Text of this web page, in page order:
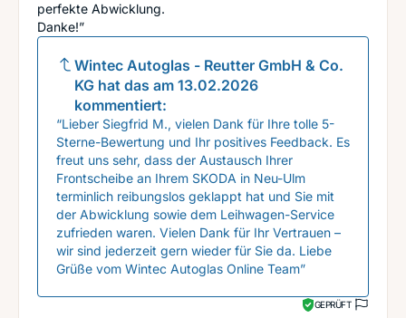
perfekte Abwicklung.
Danke!”
Wintec Autoglas - Reutter GmbH & Co.
KG hat das am 13.02.2026
kommentiert:
“Lieber Siegfrid M., vielen Dank für Ihre tolle 5-
Sterne-Bewertung und Ihr positives Feedback. Es
freut uns sehr, dass der Austausch Ihrer
Frontscheibe an Ihrem SKODA in Neu-Ulm
terminlich reibungslos geklappt hat und Sie mit
der Abwicklung sowie dem Leihwagen-Service
zufrieden waren. Vielen Dank für Ihr Vertrauen –
wir sind jederzeit gern wieder für Sie da. Liebe
Grüße vom Wintec Autoglas Online Team”
GEPRÜFT